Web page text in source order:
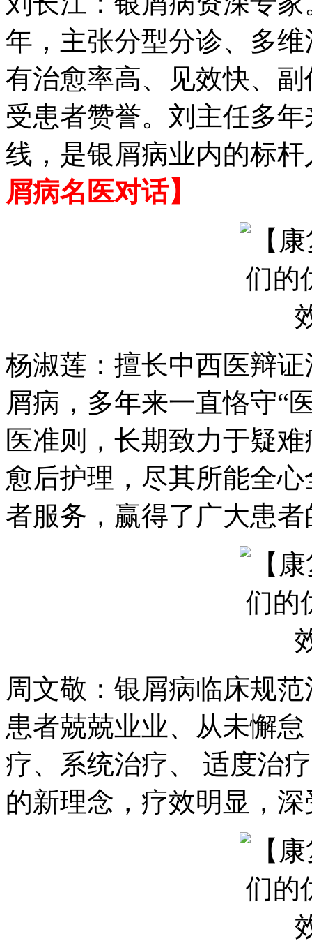
年，主张分型分诊、多
有治愈率高、见效快、
受患者赞誉。刘主任多
线，是银屑病业内的标杆
屑病名医对话】
杨淑莲：擅长中西医辩
屑病，多年来一直恪守“
医准则，长期致力于疑
愈后护理，尽其所能全
者服务，赢得了广大患
周文敬：银屑病临床规
患者兢兢业业、从未懈
疗、系统治疗、 适度治
的新理念，疗效明显，